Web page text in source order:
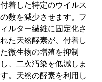
付着した特定のウイルス
の数を減少させます。フ
ィルター繊維に固定化さ
れた天然酵素が、付着し
た微生物の増殖を抑制
し、二次汚染を低減しま
す。天然の酵素を利用し